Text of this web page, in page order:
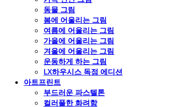
동물 그림
봄에 어울리는 그림
여름에 어울리는 그림
가을에 어울리는 그림
겨울에 어울리는 그림
운동하게 하는 그림
LX하우시스 독점 에디션
아트프린트
부드러운 파스텔톤
컬러풀한 화려함